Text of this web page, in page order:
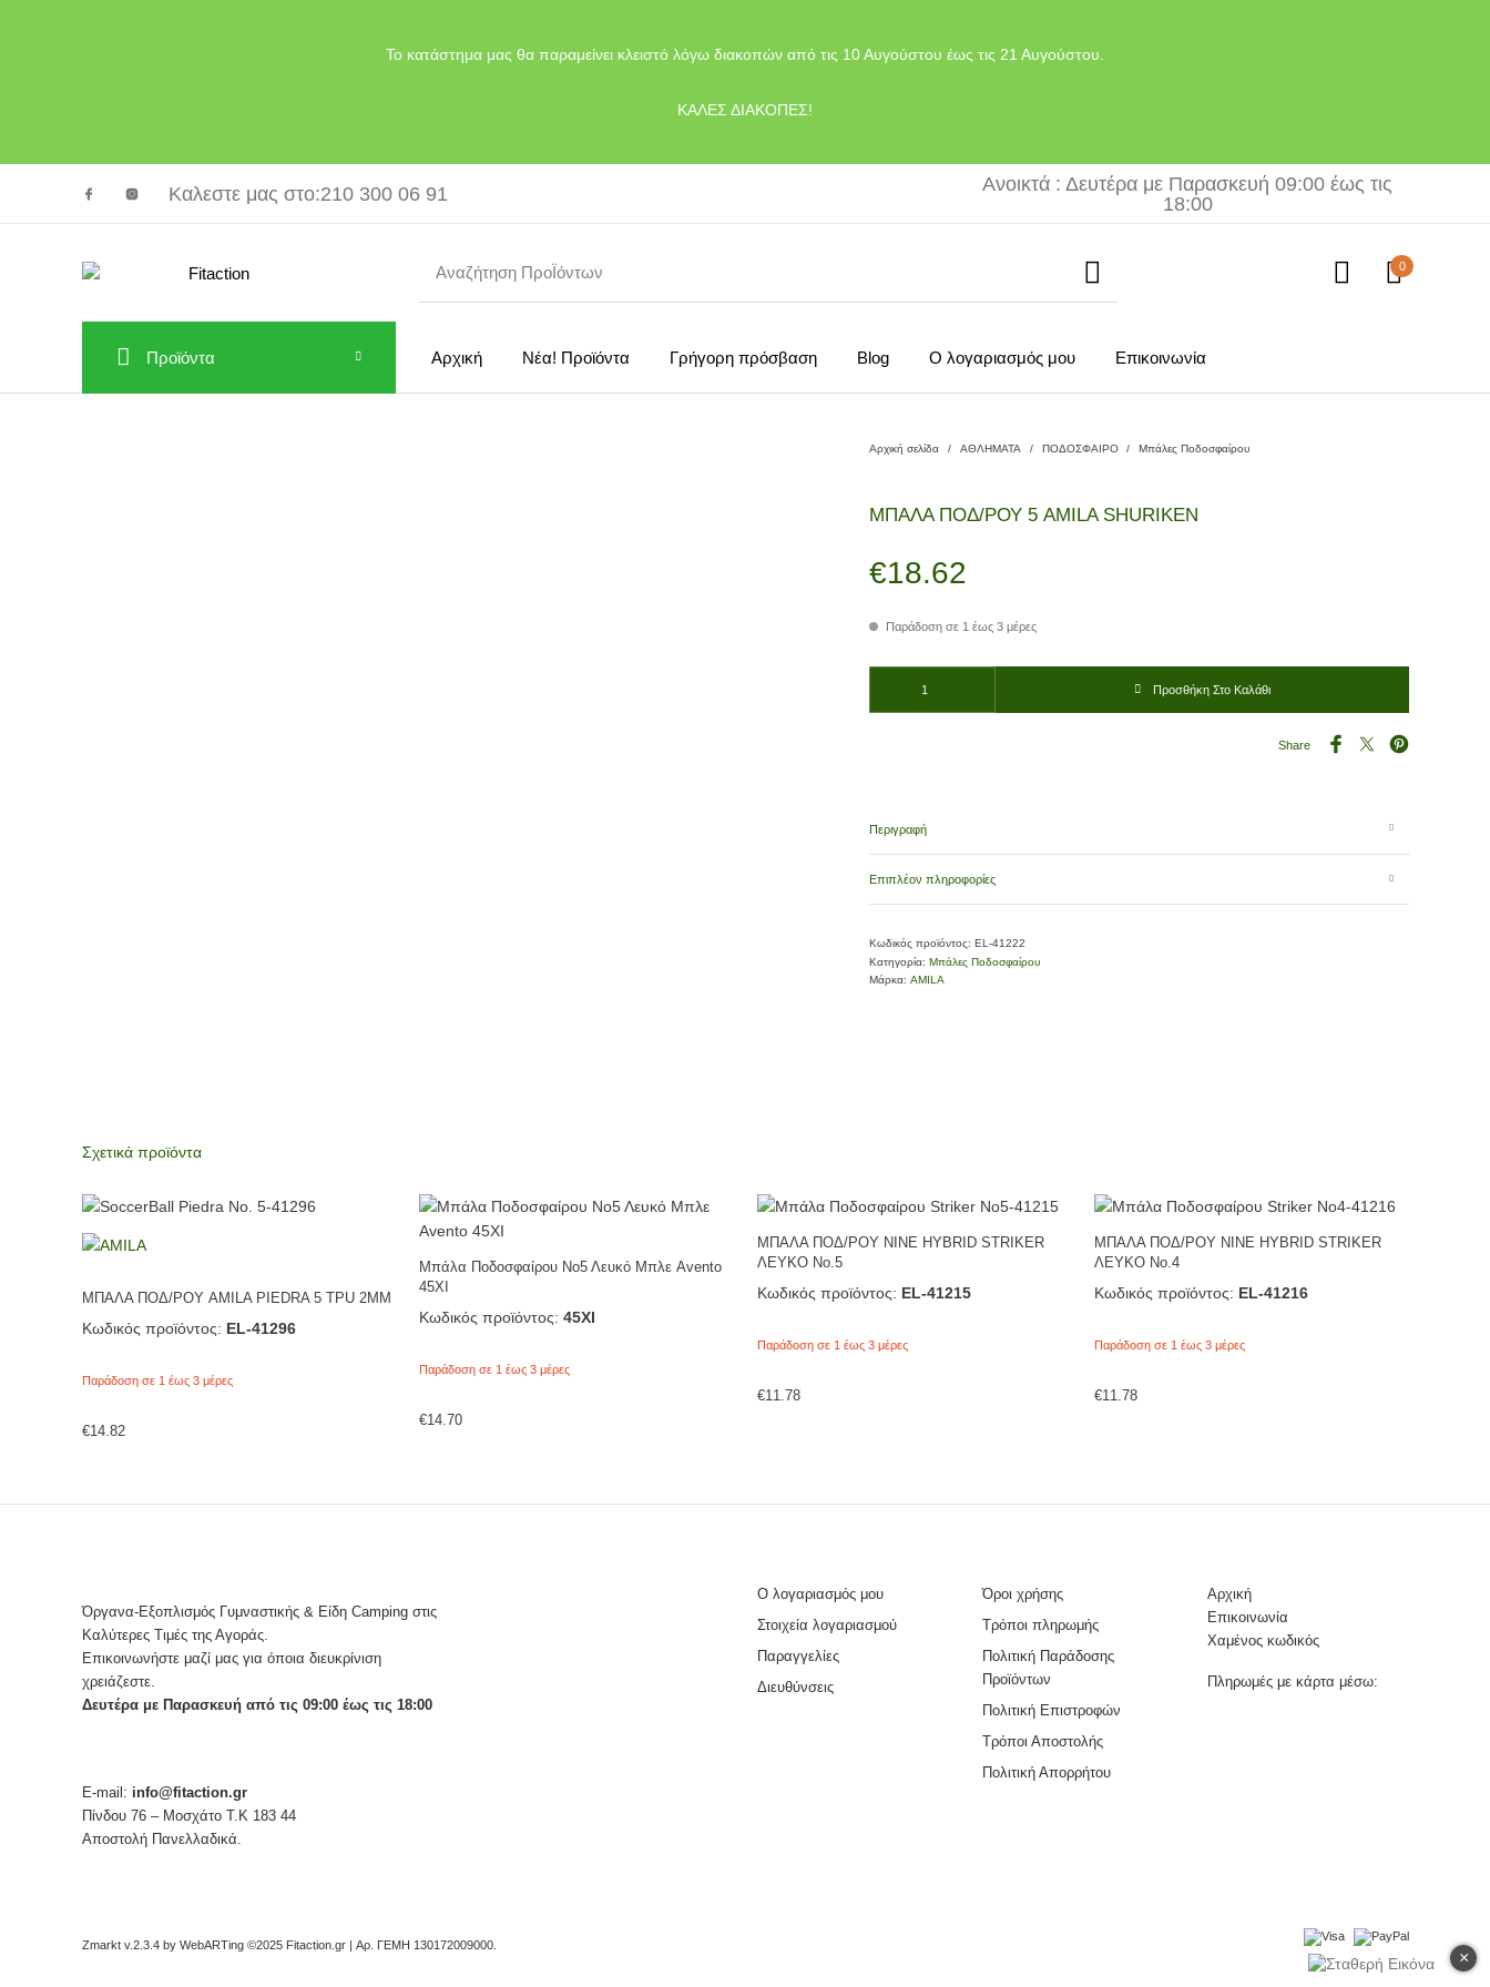
Το κατάστημα μας θα παραμείνει κλειστό λόγω διακοπών από τις 10 Αυγούστου έως τις 21 Αυγούστου.
ΚΑΛΕΣ ΔΙΑΚΟΠΕΣ!
Καλεστε μας στο:210 300 06 91
Ανοικτά : Δευτέρα με Παρασκευή 09:00 έως τις
18:00
0
Αρχική Νέα! Προϊόντα Γρήγορη πρόσβαση Blog Ο λογαριασμός μου Επικοινωνία
Προϊόντα
Αρχική σελίδα / ΑΘΛΗΜΑΤΑ / ΠΟΔΟΣΦΑΙΡΟ / Μπάλες Ποδοσφαίρου
ΜΠΑΛΑ ΠΟΔ/ΡΟΥ 5 AMILA SHURIKEN
€18.62
Παράδοση σε 1 έως 3 μέρες
Προσθήκη Στο Καλάθι
Share
Περιγραφή
Επιπλέον πληροφορίες
Κωδικός προϊόντος: EL-41222
Κατηγορία: Μπάλες Ποδοσφαίρου
Μάρκα: AMILA
Σχετικά προϊόντα
ΜΠΑΛΑ ΠΟΔ/ΡΟΥ AMILA PIEDRA 5 TPU 2MM
Κωδικός προϊόντος: EL-41296
Παράδοση σε 1 έως 3 μέρες
€14.82
Μπάλα Ποδοσφαίρου Νο5 Λευκό Μπλε Avento
45XI
Κωδικός προϊόντος: 45XI
Παράδοση σε 1 έως 3 μέρες
€14.70
ΜΠΑΛΑ ΠΟΔ/ΡΟΥ NINE HYBRID STRIKER
ΛΕΥΚΟ No.5
Κωδικός προϊόντος: EL-41215
Παράδοση σε 1 έως 3 μέρες
€11.78
ΜΠΑΛΑ ΠΟΔ/ΡΟΥ NINE HYBRID STRIKER
ΛΕΥΚΟ No.4
Κωδικός προϊόντος: EL-41216
Παράδοση σε 1 έως 3 μέρες
€11.78
Όργανα-Εξοπλισμός Γυμναστικής & Είδη Camping στις
Καλύτερες Τιμές της Αγοράς.
Επικοινωνήστε μαζί μας για όποια διευκρίνιση
χρειάζεστε.
Δευτέρα με Παρασκευή από τις 09:00 έως τις 18:00
E-mail: info@fitaction.gr
Πίνδου 76 – Μοσχάτο Τ.Κ 183 44
Αποστολή Πανελλαδικά.
Ο λογαριασμός μου
Στοιχεία λογαριασμού
Παραγγελίες
Διευθύνσεις
Όροι χρήσης
Τρόποι πληρωμής
Πολιτική Παράδοσης
Προϊόντων
Πολιτική Επιστροφών
Τρόποι Αποστολής
Πολιτική Απορρήτου
Αρχική
Επικοινωνία
Χαμένος κωδικός
Πληρωμές με κάρτα μέσω:
Zmarkt v.2.3.4 by WebARTing ©2025 Fitaction.gr | Αρ. ΓΕΜΗ 130172009000.
×